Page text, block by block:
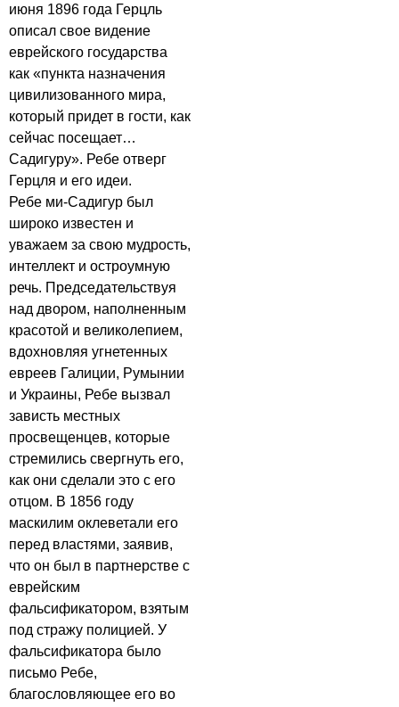
июня 1896 года Герцль
описал свое видение
еврейского государства
как «пункта назначения
цивилизованного мира,
который придет в гости, как
сейчас посещает…
Садигуру». Ребе отверг
Герцля и его идеи.
Ребе ми-Садигур был
широко известен и
уважаем за свою мудрость,
интеллект и остроумную
речь. Председательствуя
над двором, наполненным
красотой и великолепием,
вдохновляя угнетенных
евреев Галиции, Румынии
и Украины, Ребе вызвал
зависть местных
просвещенцев, которые
стремились свергнуть его,
как они сделали это с его
отцом. В 1856 году
маскилим оклеветали его
перед властями, заявив,
что он был в партнерстве с
еврейским
фальсификатором, взятым
под стражу полицией. У
фальсификатора было
письмо Ребе,
благословляющее его во